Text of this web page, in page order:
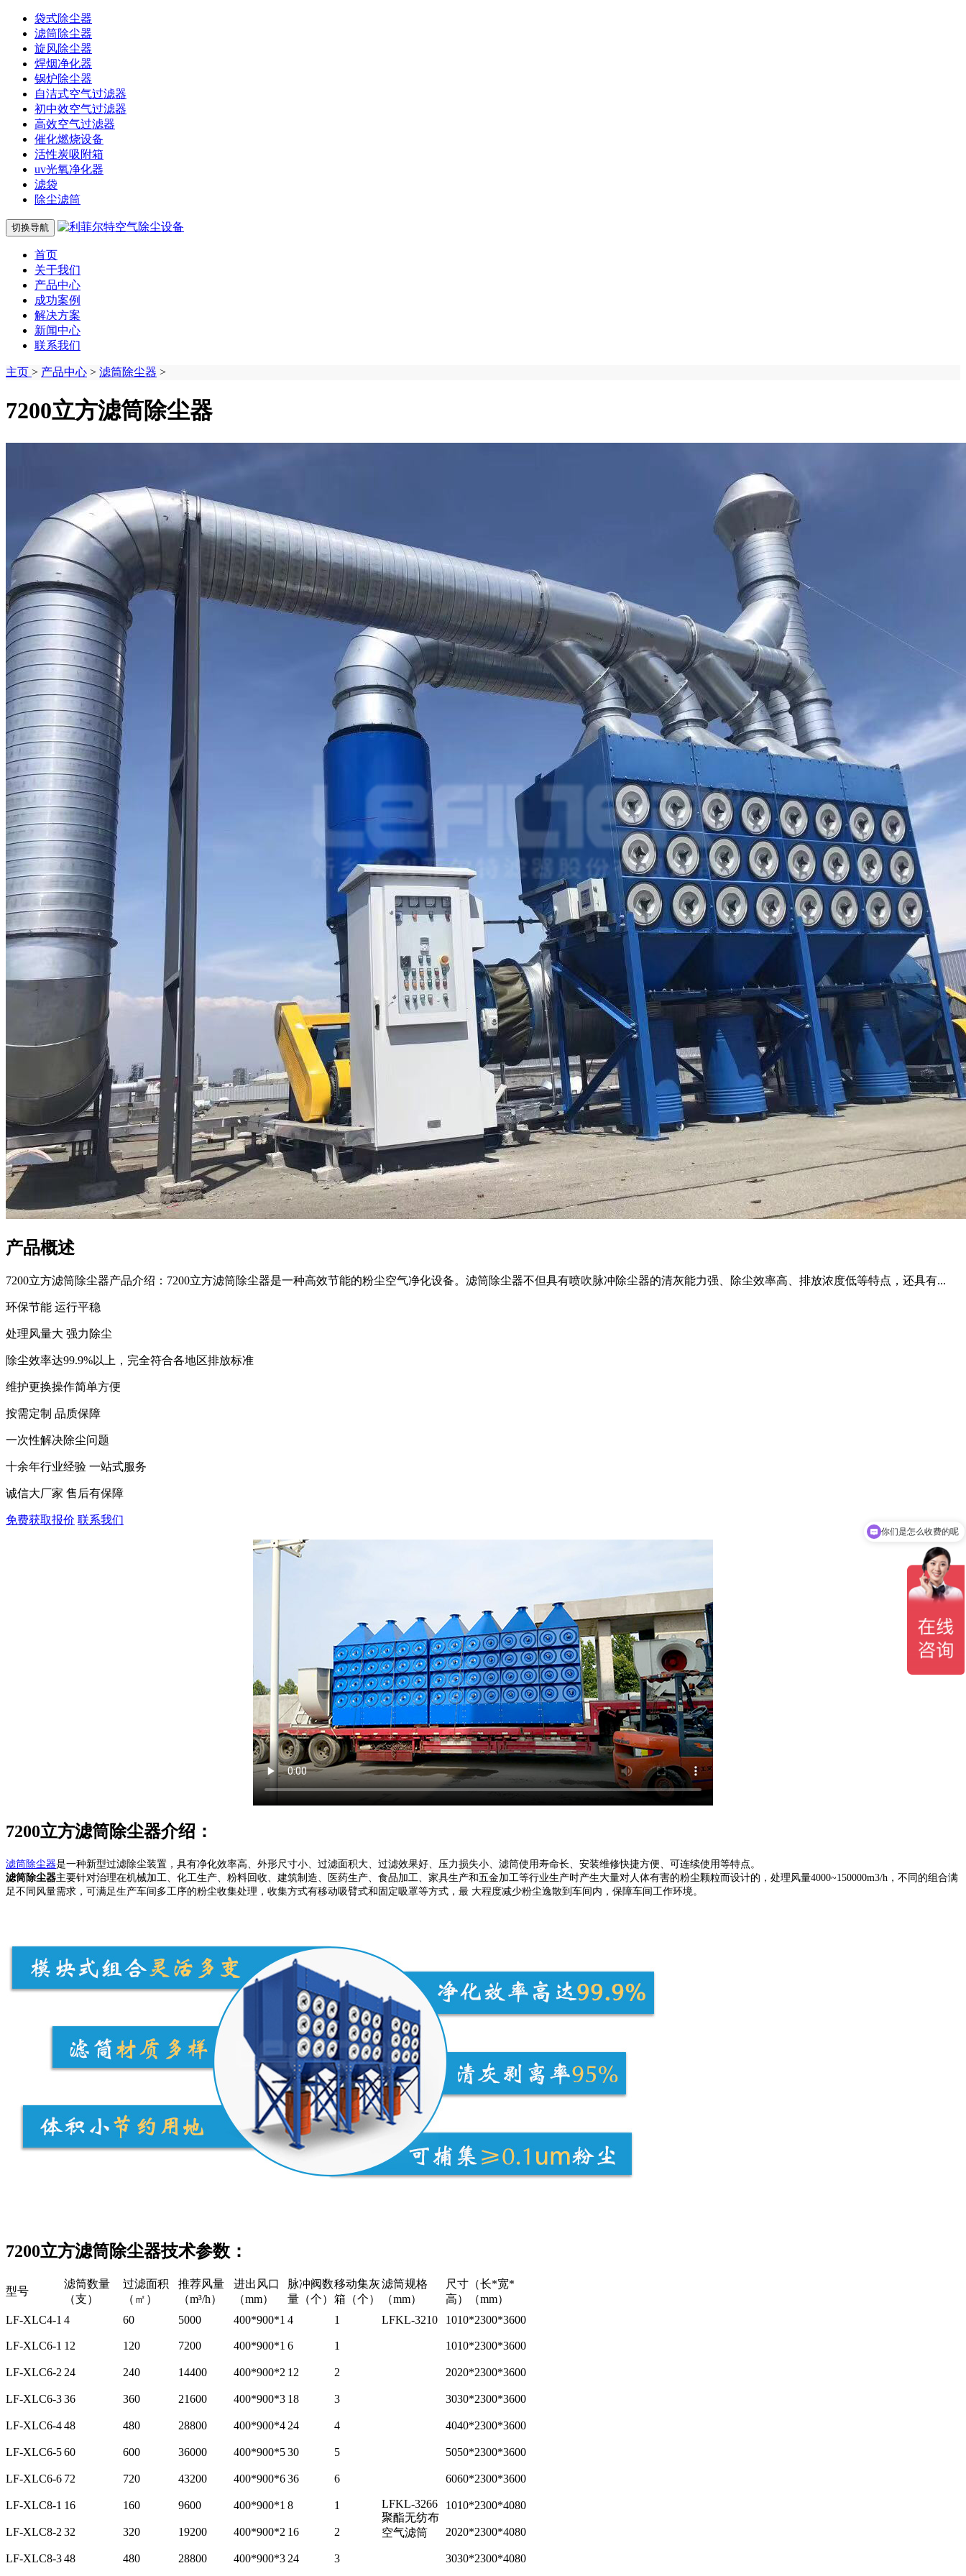
袋式除尘器
滤筒除尘器
旋风除尘器
焊烟净化器
锅炉除尘器
自洁式空气过滤器
初中效空气过滤器
高效空气过滤器
催化燃烧设备
活性炭吸附箱
uv光氧净化器
滤袋
除尘滤筒
切换导航
首页
关于我们
产品中心
成功案例
解决方案
新闻中心
联系我们
主页 > 产品中心 > 滤筒除尘器 >
7200立方滤筒除尘器
产品概述
7200立方滤筒除尘器产品介绍：7200立方滤筒除尘器是一种高效节能的粉尘空气净化设备。滤筒除尘器不但具有喷吹脉冲除尘器的清灰能力强、除尘效率高、排放浓度低等特点，还具有...
环保节能 运行平稳
处理风量大 强力除尘
除尘效率达99.9%以上，完全符合各地区排放标准
维护更换操作简单方便
按需定制 品质保障
一次性解决除尘问题
十余年行业经验 一站式服务
诚信大厂家 售后有保障
免费获取报价 联系我们
7200立方滤筒除尘器介绍：
滤筒除尘器是一种新型过滤除尘装置，具有净化效率高、外形尺寸小、过滤面积大、过滤效果好、压力损失小、滤筒使用寿命长、安装维修快捷方便、可连续使用等特点。
滤筒除尘器主要针对治理在机械加工、化工生产、粉料回收、建筑制造、医药生产、食品加工、家具生产和五金加工等行业生产时产生大量对人体有害的粉尘颗粒而设计的，处理风量4000~150000m3/h，不同的组合满
足不同风量需求，可满足生产车间多工序的粉尘收集处理，收集方式有移动吸臂式和固定吸罩等方式，最 大程度减少粉尘逸散到车间内，保障车间工作环境。
7200立方滤筒除尘器技术参数：
型号
滤筒数量
（支）
过滤面积
（㎡）
推荐风量
（m³/h）
进出风口
（mm）
脉冲阀数
量（个）
移动集灰
箱（个）
滤筒规格
（mm）
尺寸（长*宽*
高）（mm）
LF-XLC4-1 4 60 5000 400*900*1 4 1 LFKL-3210 1010*2300*3600
LF-XLC6-1 12 120 7200 400*900*1 6 1
LFKL-3266
聚酯无纺布
空气滤筒
1010*2300*3600
LF-XLC6-2 24 240 14400 400*900*2 12 2 2020*2300*3600
LF-XLC6-336 360 21600 400*900*3 18 3 3030*2300*3600
LF-XLC6-448 480 28800 400*900*4 24 4 4040*2300*3600
LF-XLC6-560 600 36000 400*900*530 5 5050*2300*3600
LF-XLC6-6 72 720 43200 400*900*636 6 6060*2300*3600
LF-XLC8-1 16 160 9600 400*900*1 8 1 1010*2300*4080
LF-XLC8-2 32 320 19200 400*900*2 16 2 2020*2300*4080
LF-XLC8-348 480 28800 400*900*3 24 3 3030*2300*4080
现在有优惠活动吗